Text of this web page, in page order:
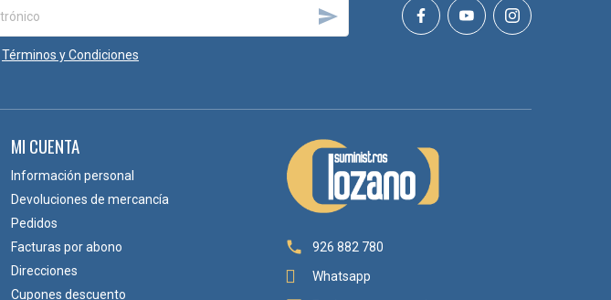

Términos y Condiciones
MI CUENTA
Información personal
Devoluciones de mercancía
Pedidos
Facturas por abono
Direcciones
Cupones descuento

926 882 780
Whatsapp